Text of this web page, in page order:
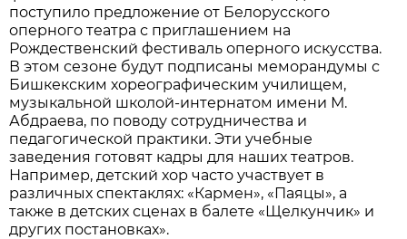
поступило предложение от Белорусского
оперного театра с приглашением на
Рождественский фестиваль оперного искусства.
В этом сезоне будут подписаны меморандумы с
Бишкекским хореографическим училищем,
музыкальной школой-интернатом имени М.
Абдраева, по поводу сотрудничества и
педагогической практики. Эти учебные
заведения готовят кадры для наших театров.
Например, детский хор часто участвует в
различных спектаклях: «Кармен», «Паяцы», а
также в детских сценах в балете «Щелкунчик» и
других постановках».